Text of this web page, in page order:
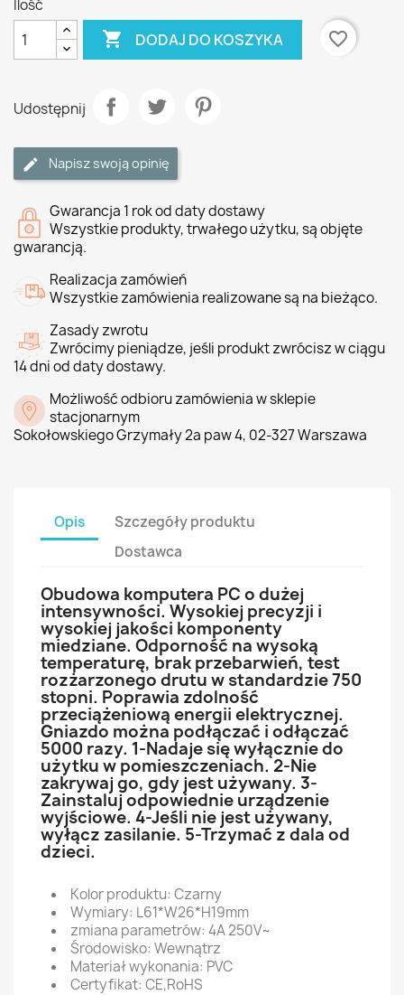
Ilość
 DODAJ DO KOSZYKA favorite_border
Udostępnij
Napisz swoją opinię
Gwarancja 1 rok od daty dostawy
Wszystkie produkty, trwałego użytku, są objęte
gwarancją.
Realizacja zamówień
Wszystkie zamówienia realizowane są na bieżąco.
Zasady zwrotu
Zwrócimy pieniądze, jeśli produkt zwrócisz w ciągu
14 dni od daty dostawy.
Możliwość odbioru zamówienia w sklepie
stacjonarnym
Sokołowskiego Grzymały 2a paw 4, 02-327 Warszawa
Opis
Szczegóły produktu
Dostawca
Obudowa komputera PC o dużej
intensywności. Wysokiej precyzji i
wysokiej jakości komponenty
miedziane. Odporność na wysoką
temperaturę, brak przebarwień, test
rozżarzonego drutu w standardzie 750
stopni. Poprawia zdolność
przeciążeniową energii elektrycznej.
Gniazdo można podłączać i odłączać
5000 razy. 1-Nadaje się wyłącznie do
użytku w pomieszczeniach. 2-Nie
zakrywaj go, gdy jest używany. 3-
Zainstaluj odpowiednie urządzenie
wyjściowe. 4-Jeśli nie jest używany,
wyłącz zasilanie. 5-Trzymać z dala od
dzieci.
Kolor produktu: Czarny
Wymiary: L61*W26*H19mm
zmiana parametrów: 4A 250V~
Środowisko: Wewnątrz
Materiał wykonania: PVC
Certyfikat: CE,RoHS